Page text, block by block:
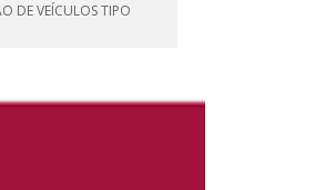
DE VEÍCULOS TIPO